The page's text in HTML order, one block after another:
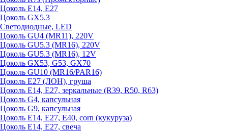
Цоколь E14, E27
Цоколь GX5.3
Светодиодные, LED
Цоколь GU4 (MR11), 220V
Цоколь GU5.3 (MR16), 220V
Цоколь GU5.3 (MR16), 12V
Цоколь GX53, G53, GX70
Цоколь GU10 (MR16/PAR16)
Цоколь Е27 (ЛОН), груша
Цоколь Е14, Е27, зеркальные (R39, R50, R63)
Цоколь G4, капсульная
Цоколь G9, капсульная
Цоколь Е14, Е27, Е40, corn (кукуруза)
Цоколь Е14, Е27, свеча